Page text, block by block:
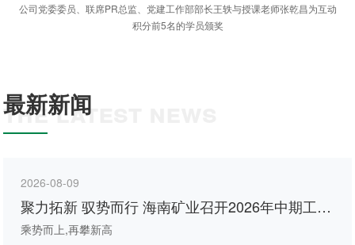
公司党委委员、联席PR总监、党建工作部部长王轶与授课老师张乾昌为互动
积分前5名的学员颁奖
THE LATEST NEWS
最新新闻
2026-08-09
聚力拓新 驭势而行 海南矿业召开2026年中期工作
会议
乘势而上,再攀新高